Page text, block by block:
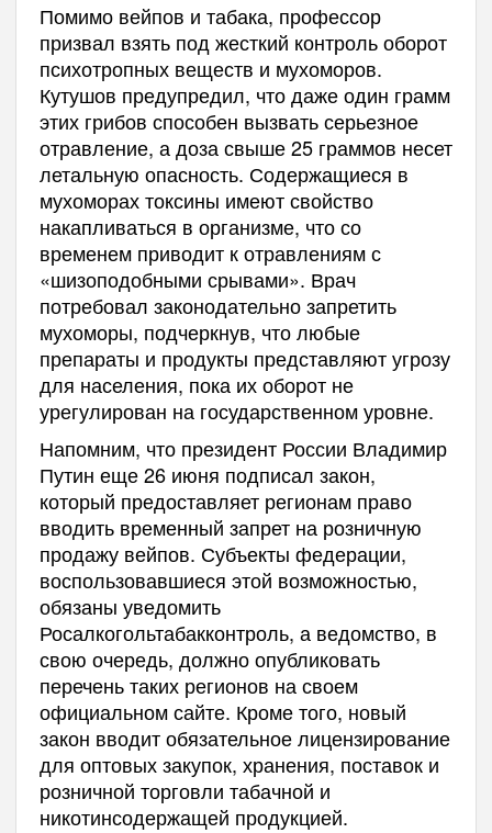
Помимо вейпов и табака, профессор
призвал взять под жесткий контроль оборот
психотропных веществ и мухоморов.
Кутушов предупредил, что даже один грамм
этих грибов способен вызвать серьезное
отравление, а доза свыше 25 граммов несет
летальную опасность. Содержащиеся в
мухоморах токсины имеют свойство
накапливаться в организме, что со
временем приводит к отравлениям с
«шизоподобными срывами». Врач
потребовал законодательно запретить
мухоморы, подчеркнув, что любые
препараты и продукты представляют угрозу
для населения, пока их оборот не
урегулирован на государственном уровне.
Напомним, что президент России Владимир
Путин еще 26 июня подписал закон,
который предоставляет регионам право
вводить временный запрет на розничную
продажу вейпов. Субъекты федерации,
воспользовавшиеся этой возможностью,
обязаны уведомить
Росалкогольтабакконтроль, а ведомство, в
свою очередь, должно опубликовать
перечень таких регионов на своем
официальном сайте. Кроме того, новый
закон вводит обязательное лицензирование
для оптовых закупок, хранения, поставок и
розничной торговли табачной и
никотинсодержащей продукцией.